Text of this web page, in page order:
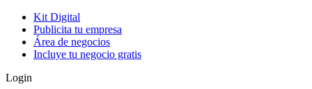
Kit Digital
Publicita tu empresa
Área de negocios
Incluye tu negocio gratis
Login